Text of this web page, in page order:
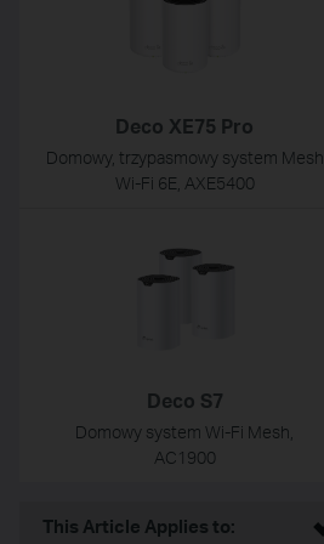
Deco XE75 Pro
Domowy, trzypasmowy system Mesh
Wi‑Fi 6E, AXE5400
Deco S7
Domowy system Wi-Fi Mesh,
AC1900
This Article Applies to: